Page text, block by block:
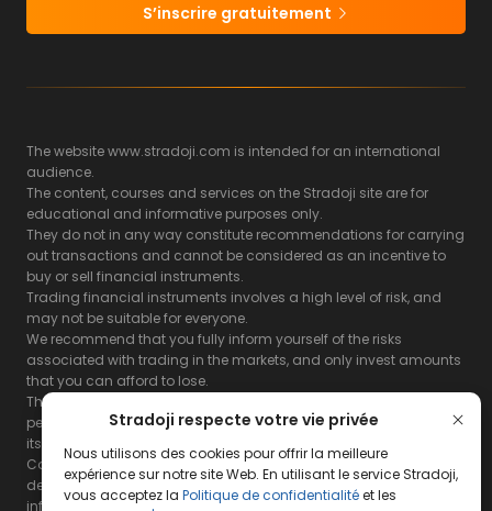
Stradoji respecte votre vie privée
Nous utilisons des cookies pour offrir la meilleure
expérience sur notre site Web. En utilisant le service Stradoji,
vous acceptez la Politique de confidentialitéet les
S’inscrire gratuitement
The website www.stradoji.com is intended for an international
audience.
The content, courses and services on the Stradoji site are for
educational and informative purposes only.
They do not in any way constitute recommendations for carrying
out transactions and cannot be considered as an incentive to
buy or sell financial instruments.
Trading financial instruments involves a high level of risk, and
may not be suitable for everyone.
We recommend that you fully inform yourself of the risks
associated with trading in the markets, and only invest amounts
that you can afford to lose.
The Stradoji site does not guarantee the results or the
performance of products based on the information contained on
its site and its servers.
Consequently, the Stradoji site and its publishing company
decline all responsibility in the use that may be made of this
information and the consequences that may result therefrom.